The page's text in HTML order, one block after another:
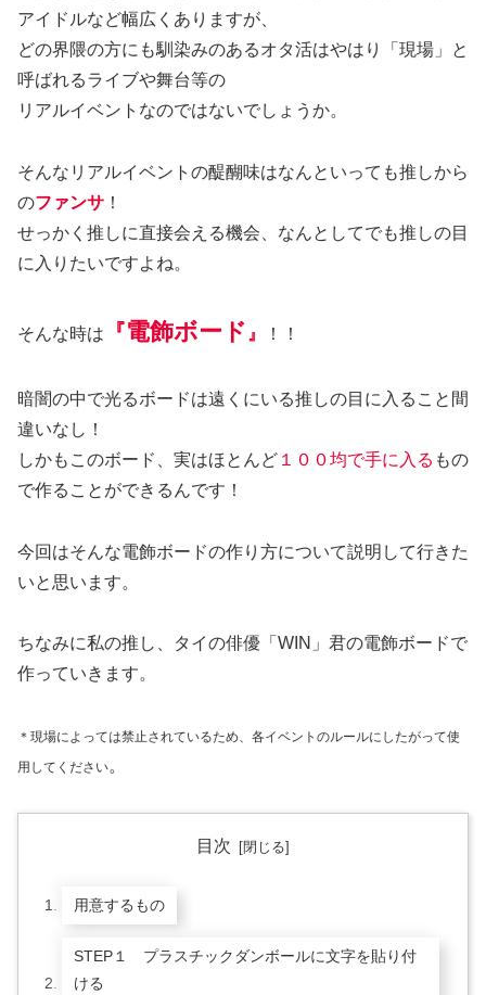
アイドルなど幅広くありますが、
どの界隈の方にも馴染みのあるオタ活はやはり「現場」と
呼ばれるライブや舞台等の
リアルイベントなのではないでしょうか。
そんなリアルイベントの醍醐味はなんといっても推しから
のファンサ ！
せっかく推しに直接会える機会、なんとしてでも推しの目
に入りたいですよね。
そんな時は 『電飾ボード 』 ！！
暗闇の中で光るボードは遠くにいる推しの目に入ること間
違いなし！
しかもこのボード、実はほとんど １００均で手に入る もの
で作ることができるんです！
今回はそんな電飾ボードの作り方について説明して行きた
いと思います。
ちなみに私の推し、タイの俳優「WIN」君の電飾ボードで
作っていきます。
＊現場によっては禁止されているため、各イベントのルールにしたがって使
用してください。
目次
用意するもの
STEP１ プラスチックダンボールに文字を貼り付
ける